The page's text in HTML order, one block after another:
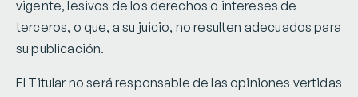
vigente, lesivos de los derechos o intereses de
terceros, o que, a su juicio, no resulten adecuados para
su publicación.
El Titular no será responsable de las opiniones vertidas